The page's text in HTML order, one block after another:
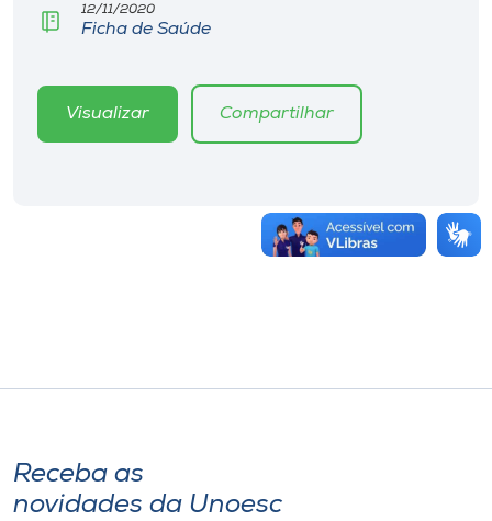
12/11/2020
Ficha de Saúde
Visualizar Compartilhar
Receba as
novidades da Unoesc